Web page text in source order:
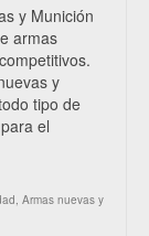
y Munición
armas
y
tipo de
el
, Armas nuevas y